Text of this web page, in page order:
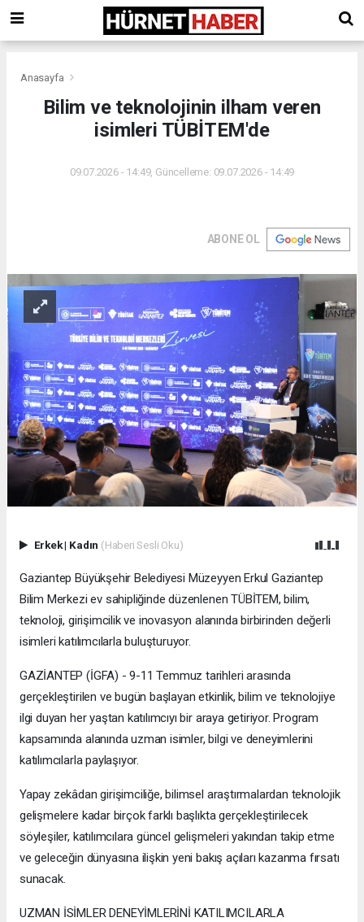
Anasayfa
Bilim ve teknolojinin ilham veren
isimleri TÜBİTEM'de
09.07.2026 - 14:49, Güncelleme: 09.07.2026 - 14:49
ABONE OL
Erkek| Kadın (Haberi Sesli Oku)
Gaziantep Büyükşehir Belediyesi Müzeyyen Erkul Gaziantep
Bilim Merkezi ev sahipliğinde düzenlenen TÜBİTEM, bilim,
teknoloji, girişimcilik ve inovasyon alanında birbirinden değerli
isimleri katılımcılarla buluşturuyor.
GAZİANTEP (İGFA) - 9-11 Temmuz tarihleri arasında
gerçekleştirilen ve bugün başlayan etkinlik, bilim ve teknolojiye
ilgi duyan her yaştan katılımcıyı bir araya getiriyor. Program
kapsamında alanında uzman isimler, bilgi ve deneyimlerini
katılımcılarla paylaşıyor.
Yapay zekâdan girişimciliğe, bilimsel araştırmalardan teknolojik
gelişmelere kadar birçok farklı başlıkta gerçekleştirilecek
söyleşiler, katılımcılara güncel gelişmeleri yakından takip etme
ve geleceğin dünyasına ilişkin yeni bakış açıları kazanma fırsatı
sunacak.
UZMAN İSİMLER DENEYİMLERİNİ KATILIMCILARLA